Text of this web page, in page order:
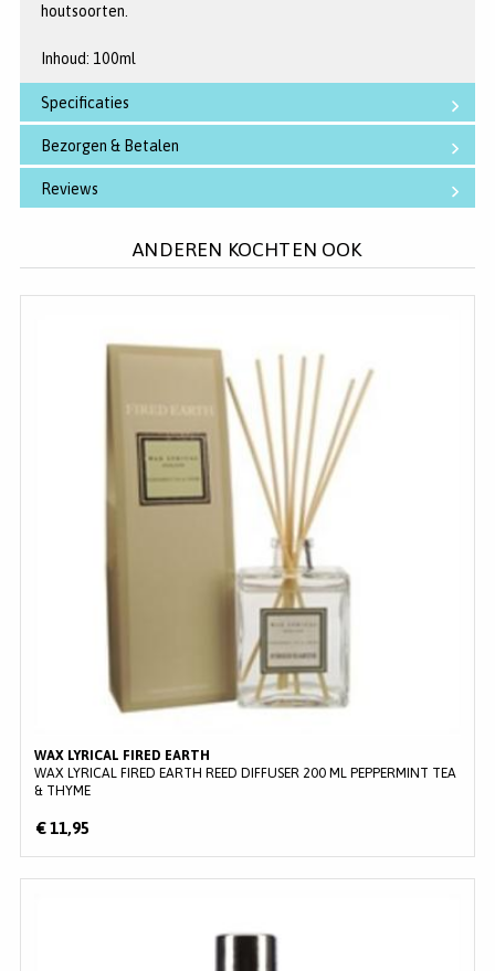
houtsoorten.
Inhoud: 100ml
Specificaties
Bezorgen & Betalen
Reviews
ANDEREN KOCHTEN OOK
WAX LYRICAL FIRED EARTH
WAX LYRICAL FIRED EARTH REED DIFFUSER 200 ML PEPPERMINT TEA
& THYME
€ 11,95